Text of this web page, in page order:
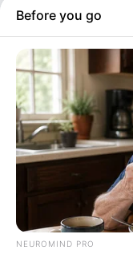
Before you go
NEUROMIND PRO